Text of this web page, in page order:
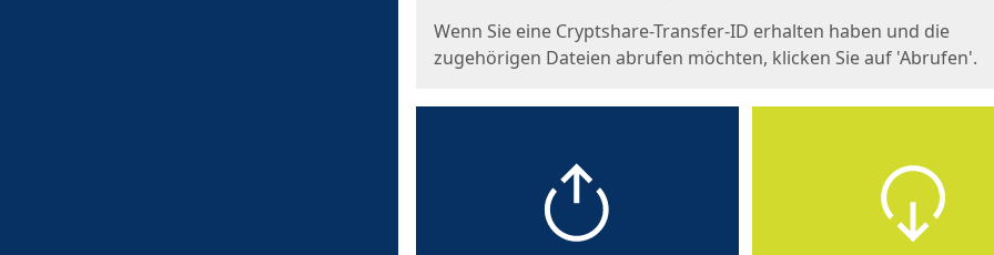
Wenn Sie eine Cryptshare-Transfer-ID erhalten haben und die
zugehörigen Dateien abrufen möchten, klicken Sie auf 'Abrufen'.